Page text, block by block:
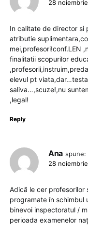
28
In calitate de director si
atributie
mei,profesori!conf.LEN
finalitatii scopurilor
elevul pt
saliva…,scuze!,nu
,legal!
Reply
Ana spune:
28
Adică le cer profesorilor
programate în schimbul
binevoi inspectoratul /
perioada examenelor